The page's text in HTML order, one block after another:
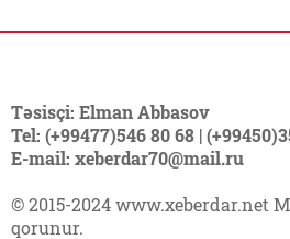
Təsisçi: Elman Abbasov
Tel: (+99477)546 80 68 |
E-mail: xeberdar70@mail.ru
© 2015-2024 www.xeberdar.net
qorunur.